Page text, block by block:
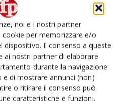
noi e i nostri partner
per memorizzare e/o
dispositivo. Il consenso a queste
nostri partner di elaborare
durante la navigazione
di mostrare annunci (non)
o ritirare il consenso può
caratteristiche e funzioni.
Supermercati tra localismo e
è Metis… e può rivoluzionare la
ortofrutta in Italia al 27 luglio